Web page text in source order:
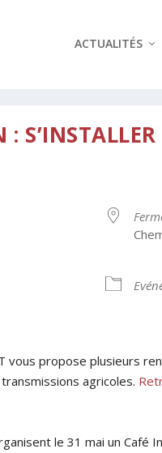
ACTUALITÉS
vous propose plusieurs
agricoles.
le 31 mai un Café